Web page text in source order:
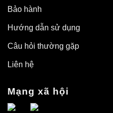
Bảo hành
Hướng dẫn sử dụng
Câu hỏi thường gặp
Liên hệ
Mạng xã hội